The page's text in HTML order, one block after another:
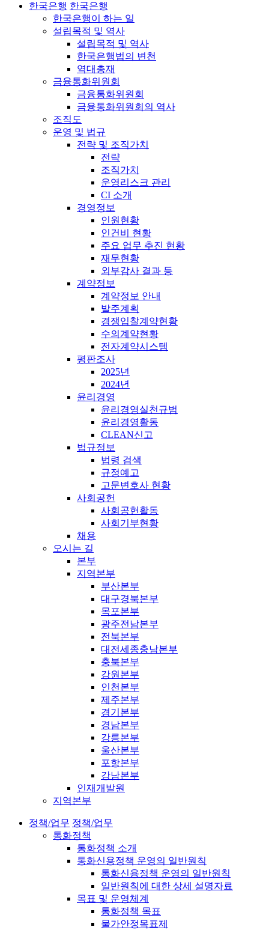
한국은행 한국은행
한국은행이 하는 일
설립목적 및 역사
설립목적 및 역사
한국은행법의 변천
역대총재
금융통화위원회
금융통화위원회
금융통화위원회의 역사
조직도
운영 및 법규
전략 및 조직가치
전략
조직가치
운영리스크 관리
CI 소개
경영정보
인원현황
인건비 현황
주요 업무 추진 현황
재무현황
외부감사 결과 등
계약정보
계약정보 안내
발주계획
경쟁입찰계약현황
수의계약현황
전자계약시스템
평판조사
2025년
2024년
윤리경영
윤리경영실천규범
윤리경영활동
CLEAN신고
법규정보
법령 검색
규정예고
고문변호사 현황
사회공헌
사회공헌활동
사회기부현황
채용
오시는 길
본부
지역본부
부산본부
대구경북본부
목포본부
광주전남본부
전북본부
대전세종충남본부
충북본부
강원본부
인천본부
제주본부
경기본부
경남본부
강릉본부
울산본부
포항본부
강남본부
인재개발원
지역본부
정책/업무 정책/업무
통화정책
통화정책 소개
통화신용정책 운영의 일반원칙
통화신용정책 운영의 일반원칙
일반원칙에 대한 상세 설명자료
목표 및 운영체계
통화정책 목표
물가안정목표제